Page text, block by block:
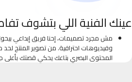
عينك الفنية اللي بتشوف
مش مجرد تصميمات، إحنا فريق إبداعي
وفيديوهات احترافية. من تصوير المنتج لحد
المحتوى البصري بتاعك يحكي قصتك بأعلى